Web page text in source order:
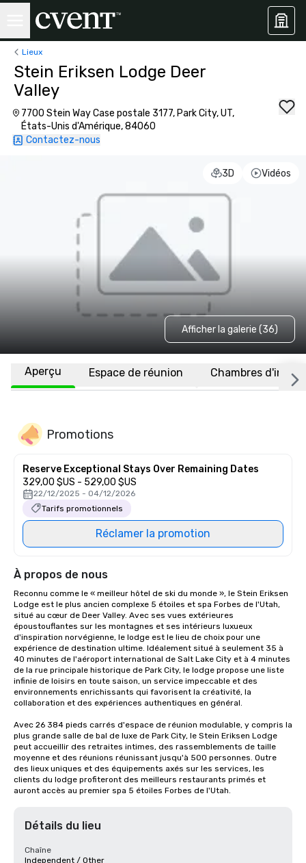
Lieux
Stein Eriksen Lodge Deer
Valley
7700 Stein Way Case postale 3177, Park City, UT,
États-Unis d'Amérique, 84060
Contactez-nous
3D Vidéos
Afficher la galerie (36)
Aperçu Espace de réunion Chambres
Promotions
Reserve Exceptional Stays Over Remaining Dates
329,00 $US - 529,00 $US
22/12/2025 - 04/12/2026
Tarifs promotionnels
Réclamer la promotion
À propos de nous
Reconnu comme le « meilleur hôtel de ski du monde », le Stein Eriksen
Lodge est le plus ancien complexe 5 étoiles et spa Forbes de l'Utah,
situé au cœur de Deer Valley. Avec ses vues extérieures
époustouflantes sur les montagnes et ses intérieurs luxueux
d'inspiration norvégienne, le lodge est le lieu de choix pour une
expérience de destination ultime. Idéalement situé à seulement 35 à
40 minutes de l'aéroport international de Salt Lake City et à 4 minutes
de la rue principale historique de Park City, le lodge propose une liste
infinie de loisirs en toute saison, un service impeccable et des
environnements enrichissants qui favorisent la créativité, la
collaboration et des expériences authentiques en général.
Avec 26 384 pieds carrés d'espace de réunion modulable, y compris la
plus grande salle de bal de luxe de Park City, le Stein Eriksen Lodge
peut accueillir des retraites intimes, des rassemblements de taille
moyenne et des réunions réunissant jusqu'à 500 personnes. Outre
des lieux uniques et des équipements axés sur les services, les
clients du lodge profiteront des meilleurs restaurants primés et
auront accès au premier spa 5 étoiles Forbes de l'Utah.
Détails du lieu
Chaîne
Independent / Other